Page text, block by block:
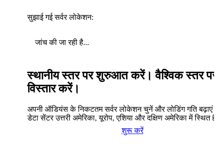
सुझाई गई सर्वर लोकेशन:
जांच की जा रही है...
स्थानीय स्तर पर शुरुआत करें। वैश्विक स्तर पर
विस्तार करें।
अपनी ऑडियंस के निकटतम सर्वर लोकेशन चुनें और लोडिंग गति बढ़ाएं।
डेटा सेंटर उत्तरी अमेरिका, यूरोप, एशिया और दक्षिण अमेरिका में स्थित
शुरू करें